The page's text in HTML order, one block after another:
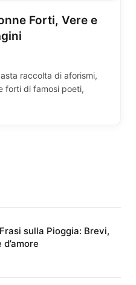
Forti, Vere e
raccolta di aforismi,
forti di famosi poeti,
sulla Pioggia: Brevi,